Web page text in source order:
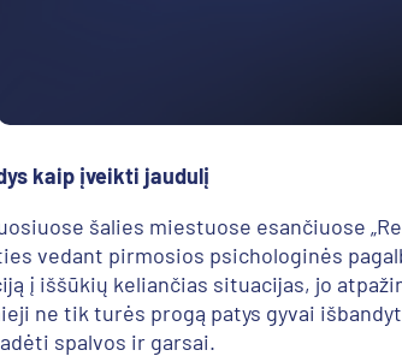
kaip įveikti jaudulį
šalies miestuose esančiuose
vedant pirmosios psichologinės
į iššūkių keliančias situacijas, jo
ne tik turės progą patys gyvai
spalvos ir garsai.